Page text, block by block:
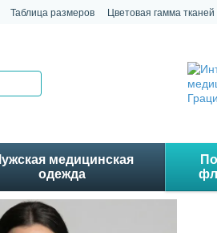
Таблица размеров Цветовая гамма тканей
медицинская
одежда